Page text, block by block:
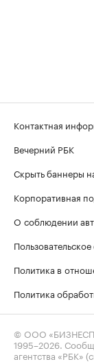
Контактная
Вечерний РБК
Скрыть баннеры
Корпоративная
О соблюдении
Политика в
Политика
© ООО
1995–2026.
агентства «РБК»